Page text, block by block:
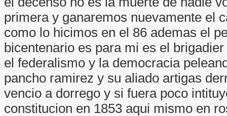
primera y ganaremos nuevamente el
como lo hicimos en el 86 ademas el
bicentenario es para mi es el
el federalismo y la democracia
pancho ramirez y su aliado artigas
vencio a dorrego y si fuera poco
constitucion en 1853 aqui mismo en